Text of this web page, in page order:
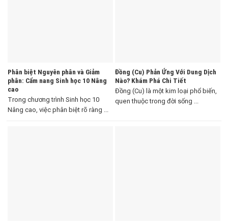
Phân biệt Nguyên phân và Giảm
phân: Cẩm nang Sinh học 10 Nâng
cao
Trong chương trình Sinh học 10
Nâng cao, việc phân biệt rõ ràng ...
Đồng (Cu) Phản Ứng Với Dung Dịch
Nào? Khám Phá Chi Tiết
Đồng (Cu) là một kim loại phổ biến,
quen thuộc trong đời sống ...